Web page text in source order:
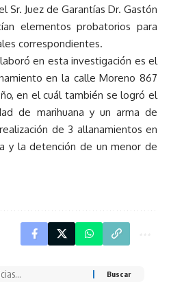
Sr. Juez de Garantías Dr. Gastón
elementos probatorios para
correspondientes.
en esta investigación es el
en la calle Moreno 867
en el cuál también se logró el
de marihuana y un arma de
de 3 allanamientos en
y la detención de un menor de